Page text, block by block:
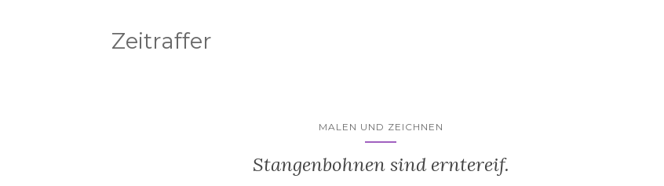
Zeitraffer
MALEN UND ZEICHNEN
Stangenbohnen sind erntereif.